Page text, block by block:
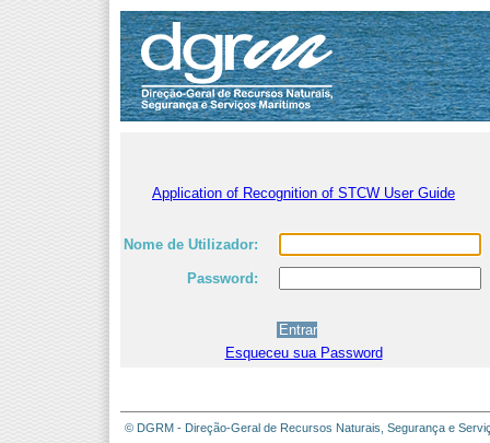
Application of Recognition of STCW User Guide
Nome de Utilizador:
Password:
Esqueceu sua Password
© DGRM - Direção-Geral de Recursos Naturais, Segurança e